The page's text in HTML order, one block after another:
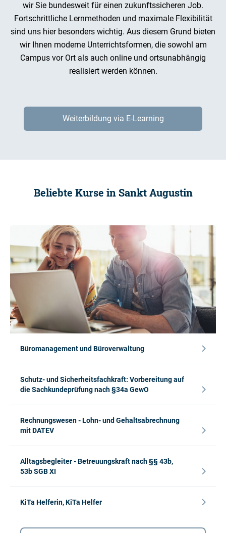
wir Sie bundesweit für einen zukunftssicheren Job.
Fortschrittliche Lernmethoden und maximale Flexibilität
sind uns hier besonders wichtig. Aus diesem Grund bieten
wir Ihnen moderne Unterrichtsformen, die sowohl am
Campus vor Ort als auch online und ortsunabhängig
realisiert werden können.
Weiterbildung via E-Learning
Beliebte Kurse in Sankt Augustin
Büromanagement und Büroverwaltung
Schutz- und Sicherheitsfachkraft: Vorbereitung auf
die Sachkundeprüfung nach §34a GewO
Rechnungswesen - Lohn- und Gehaltsabrechnung
mit DATEV
Alltagsbegleiter - Betreuungskraft nach §§ 43b,
53b SGB XI
KiTa Helferin, KiTa Helfer